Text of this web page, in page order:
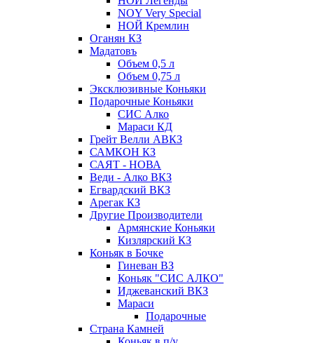
NOY Very Speсial
НОЙ Кремлин
Оганян КЗ
Мадатовъ
Объем 0,5 л
Объем 0,75 л
Эксклюзивные Коньяки
Подарочные Коньяки
СИС Алко
Мараси КД
Грейт Велли АВКЗ
САМКОН КЗ
САЯТ - НОВА
Веди - Алко ВКЗ
Егвардский ВКЗ
Арегак КЗ
Другие Производители
Армянские Коньяки
Кизлярский КЗ
Коньяк в Бочке
Гиневан ВЗ
Коньяк "СИС АЛКО"
Иджеванский ВКЗ
Мараси
Подарочные
Страна Камней